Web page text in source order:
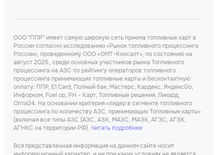
ООО "ППР" имеет самую широкую сеть приема топливных карт в
России согласно исследованию «Рынок топливного процессинга
России», проведенному ООО «ОМТ-Консалт», по состоянию на
август 2025., среди основных участников рынка Топливного
процессинга на АЗС по рейтингу операторов топливного
процессинга принимающих топливные карты и бесконтактную
оплату: ППР, Е1 Card, Полный бак, Мастерс, Кардекс, ЯндексGo,
Инфорком, Fuel up, РН - Карт, Топливные решения, Ликард,
Опти24. На основании критерия «лидер в сегменте топливного
процессинга по количеству АЗС, принимающих Топливные карты»
(включая все типы АЗС (АЗС, АЗК, МАЗС, МАЗК, АГЗС, АГЗК,
АГНКС на территории РФ). Читать подробнее
Вся представленная информация на данном сайте носит